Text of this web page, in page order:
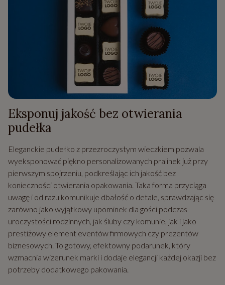
Eksponuj jakość bez otwierania
pudełka
Eleganckie pudełko z przezroczystym wieczkiem pozwala
wyeksponować piękno personalizowanych pralinek już przy
pierwszym spojrzeniu, podkreślając ich jakość bez
konieczności otwierania opakowania. Taka forma przyciąga
uwagę i od razu komunikuje dbałość o detale, sprawdzając się
zarówno jako wyjątkowy upominek dla gości podczas
uroczystości rodzinnych, jak śluby czy komunie, jak i jako
prestiżowy element eventów firmowych czy prezentów
biznesowych. To gotowy, efektowny podarunek, który
wzmacnia wizerunek marki i dodaje elegancji każdej okazji bez
potrzeby dodatkowego pakowania.